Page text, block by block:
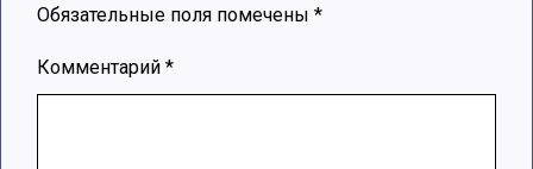
Обязательные поля помечены *
Комментарий *